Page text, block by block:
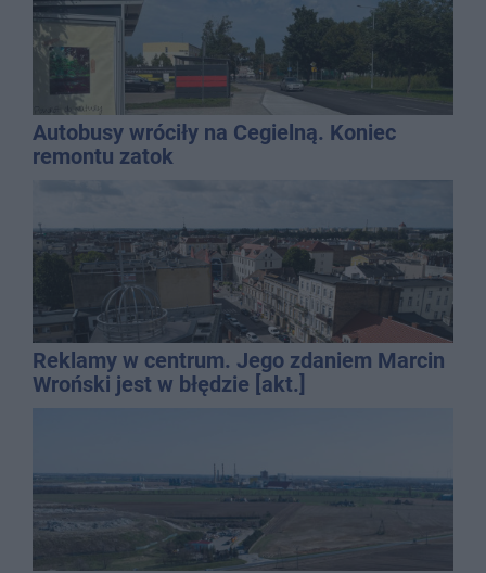
Autobusy wróciły na Cegielną. Koniec
remontu zatok
Reklamy w centrum. Jego zdaniem Marcin
Wroński jest w błędzie [akt.]